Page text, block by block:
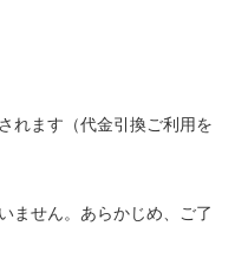
れます（代金引換ご利用を
ません。あらかじめ、ご了